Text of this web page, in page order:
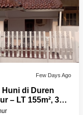
Few Days Ago
Huni di Duren
– LT 155m², 3
Rp3,5 M Nego